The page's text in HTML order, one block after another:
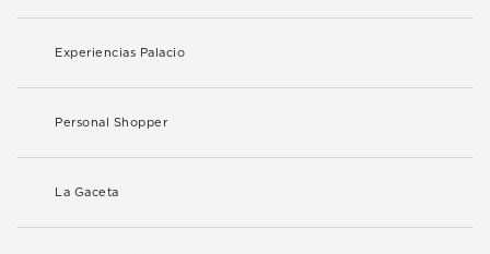
Experiencias Palacio
Personal Shopper
La Gaceta